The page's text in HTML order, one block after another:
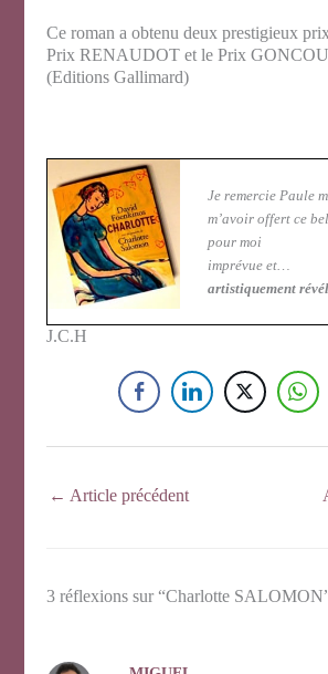
Ce roman a obtenu deux prestigieux
Prix RENAUDOT et le Prix
(Editions Gallimard)
Je remercie Paule
m’avoir offert ce
pour moi
imprévue et…
artistiquement
J.C.H
← Article précédent
3 réflexions sur “Charlotte